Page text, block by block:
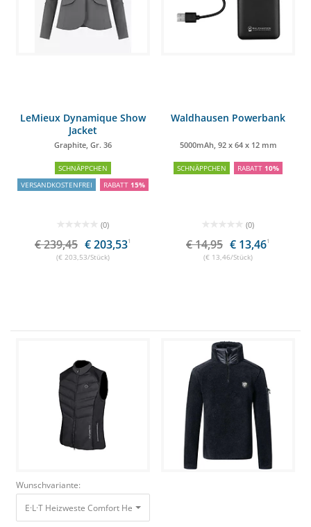
LeMieux Dynamique Show
Jacket
Graphite, Gr. 36
SCHNÄPPCHEN
VERSANDKOSTENFREI
RABATT 15%
(0)
€ 239,45 € 203,531
(€ 203,53/Stück)
Waldhausen Powerbank
5000mAh, 92 x 64 x 12 mm
SCHNÄPPCHEN RABATT 10%
(0)
€ 14,95 € 13,461
(€ 13,46/Stück)
Wunschvariante:
E·L·T Heizweste Comfort Heat Schwarz, Gr. XS